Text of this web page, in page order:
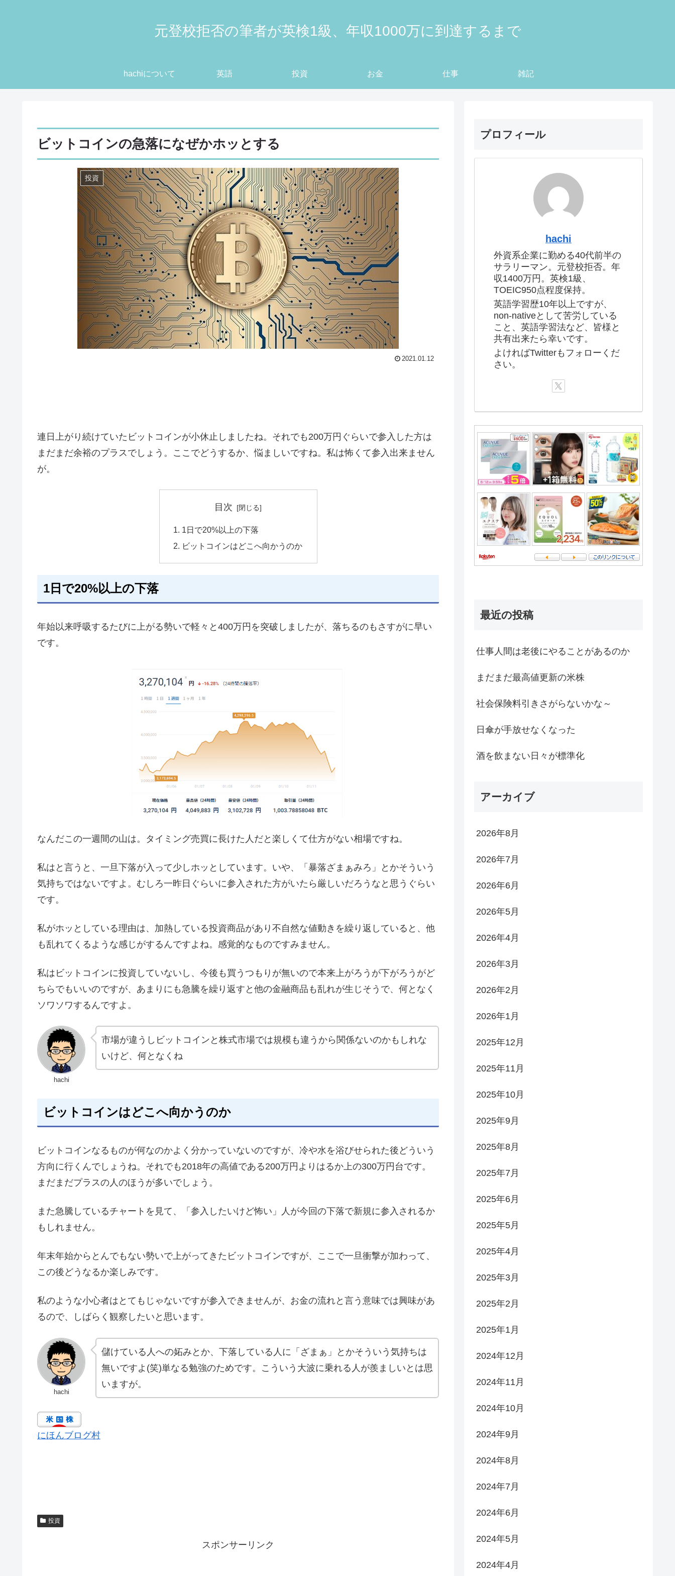
元登校拒否の筆者が英検1級、年収1000万に到達するまで
hachiについて 英語 投資 お金 仕事 雑記
ビットコインの急落になぜかホッとする
投資
2021.01.12
連日上がり続けていたビットコインが小休止しましたね。それでも200万円ぐらいで参入した方は
まだまだ余裕のプラスでしょう。ここでどうするか、悩ましいですね。私は怖くて参入出来ません
が。
目次
1日で20%以上の下落
ビットコインはどこへ向かうのか
1日で20%以上の下落
年始以来呼吸するたびに上がる勢いで軽々と400万円を突破しましたが、落ちるのもさすがに早い
です。
なんだこの一週間の山は。タイミング売買に長けた人だと楽しくて仕方がない相場ですね。
私はと言うと、一旦下落が入って少しホッとしています。いや、「暴落ざまぁみろ」とかそういう
気持ちではないですよ。むしろ一昨日ぐらいに参入された方がいたら厳しいだろうなと思うぐらい
です。
私がホッとしている理由は、加熱している投資商品があり不自然な値動きを繰り返していると、他
も乱れてくるような感じがするんですよね。感覚的なものですみません。
私はビットコインに投資していないし、今後も買うつもりが無いので本来上がろうが下がろうがど
ちらでもいいのですが、あまりにも急騰を繰り返すと他の金融商品も乱れが生じそうで、何となく
ソワソワするんですよ。
hachi
市場が違うしビットコインと株式市場では規模も違うから関係ないのかもしれな
いけど、何となくね
ビットコインはどこへ向かうのか
ビットコインなるものが何なのかよく分かっていないのですが、冷や水を浴びせられた後どういう
方向に行くんでしょうね。それでも2018年の高値である200万円よりはるか上の300万円台です。
まだまだプラスの人のほうが多いでしょう。
また急騰しているチャートを見て、「参入したいけど怖い」人が今回の下落で新規に参入されるか
もしれません。
年末年始からとんでもない勢いで上がってきたビットコインですが、ここで一旦衝撃が加わって、
この後どうなるか楽しみです。
私のような小心者はとてもじゃないですが参入できませんが、お金の流れと言う意味では興味があ
るので、しばらく観察したいと思います。
hachi
儲けている人への妬みとか、下落している人に「ざまぁ」とかそういう気持ちは
無いですよ(笑)単なる勉強のためです。こういう大波に乗れる人が羨ましいとは思
いますが。
にほんブログ村
投資
スポンサーリンク
プロフィール
hachi
外資系企業に勤める40代前半の
サラリーマン。元登校拒否。年
収1400万円。英検1級、
TOEIC950点程度保持。
英語学習歴10年以上ですが、
non-nativeとして苦労している
こと、英語学習法など、皆様と
共有出来たら幸いです。
よければTwitterもフォローくだ
さい。
最近の投稿
仕事人間は老後にやることがあるのか
まだまだ最高値更新の米株
社会保険料引きさがらないかな～
日傘が手放せなくなった
酒を飲まない日々が標準化
アーカイブ
2026年8月
2026年7月
2026年6月
2026年5月
2026年4月
2026年3月
2026年2月
2026年1月
2025年12月
2025年11月
2025年10月
2025年9月
2025年8月
2025年7月
2025年6月
2025年5月
2025年4月
2025年3月
2025年2月
2025年1月
2024年12月
2024年11月
2024年10月
2024年9月
2024年8月
2024年7月
2024年6月
2024年5月
2024年4月